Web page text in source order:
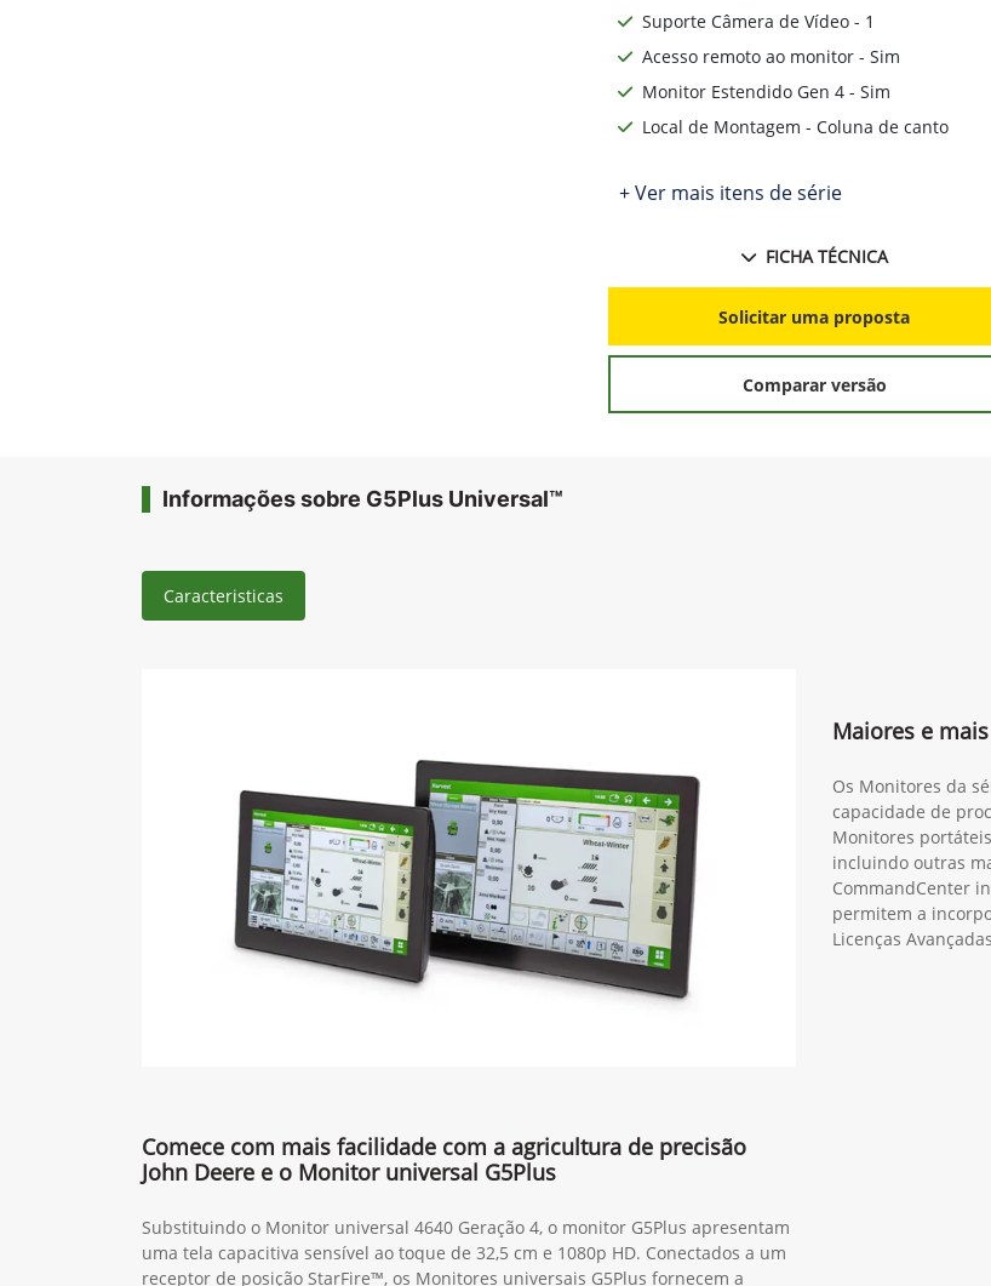
Suporte Câmera de Vídeo - 1
Acesso remoto ao monitor - Sim
Monitor Estendido Gen 4 - Sim
Local de Montagem - Coluna de canto
+ Ver mais itens de série
FICHA TÉCNICA
Solicitar uma proposta
Comparar versão
Informações sobre G5Plus Universal™
Caracteristicas
Maiores e
Os Monitores da
capacidade de
Monitores
incluindo outras
CommandCenter
permitem a
Licenças
Comece com mais facilidade com a agricultura de precisão
John Deere e o Monitor universal G5Plus
Substituindo o Monitor universal 4640 Geração 4, o monitor G5Plus apresentam
uma tela capacitiva sensível ao toque de 32,5 cm e 1080p HD. Conectados a um
receptor de posição StarFire™, os Monitores universais G5Plus fornecem a